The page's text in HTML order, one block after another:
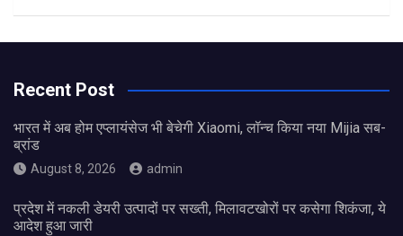
Recent Post
भारत में अब होम एप्लायंसेज भी बेचेगी Xiaomi, लॉन्च किया नया Mijia सब-
ब्रांड
August 8, 2026 admin
प्रदेश में नकली डेयरी उत्पादों पर सख्ती, मिलावटखोरों पर कसेगा शिकंजा, ये
आदेश हुआ जारी